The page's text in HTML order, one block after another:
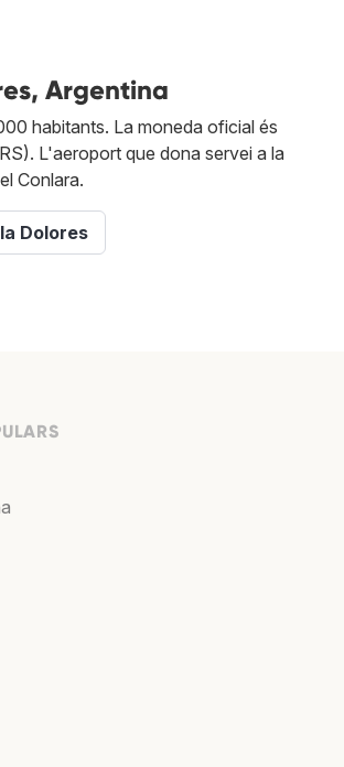
Argentina
habitants. La moneda oficial és
L'aeroport que dona servei a la
Conlara.
Dolores